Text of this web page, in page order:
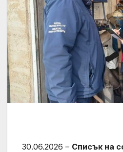
30.06.2026 – Списък на